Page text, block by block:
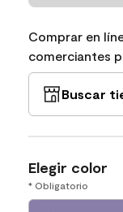
Comprar en
comerciantes
Buscar
Elegir color
* Obligatorio